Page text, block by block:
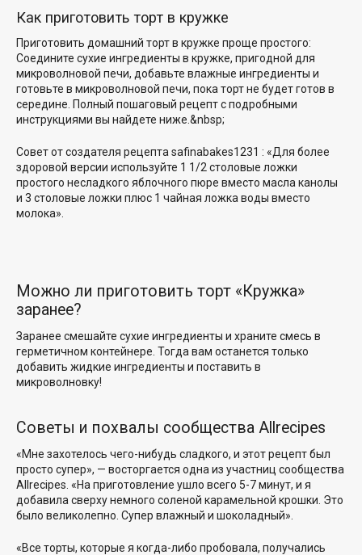
Как приготовить торт в кружке
Приготовить домашний торт в кружке проще простого:
Соедините сухие ингредиенты в кружке, пригодной для
микроволновой печи, добавьте влажные ингредиенты и
готовьте в микроволновой печи, пока торт не будет готов в
середине. Полный пошаговый рецепт с подробными
инструкциями вы найдете ниже.&nbsp;
Совет от создателя рецепта safinabakes1231 : «Для более
здоровой версии используйте 1 1/2 столовые ложки
простого несладкого яблочного пюре вместо масла канолы
и 3 столовые ложки плюс 1 чайная ложка воды вместо
молока».
Можно ли приготовить торт «Кружка»
заранее?
Заранее смешайте сухие ингредиенты и храните смесь в
герметичном контейнере. Тогда вам останется только
добавить жидкие ингредиенты и поставить в
микроволновку!
Советы и похвалы сообщества Allrecipes
«Мне захотелось чего-нибудь сладкого, и этот рецепт был
просто супер», — восторгается одна из участниц сообщества
Allrecipes. «На приготовление ушло всего 5-7 минут, и я
добавила сверху немного соленой карамельной крошки. Это
было великолепно. Супер влажный и шоколадный».
«Все торты, которые я когда-либо пробовала, получались